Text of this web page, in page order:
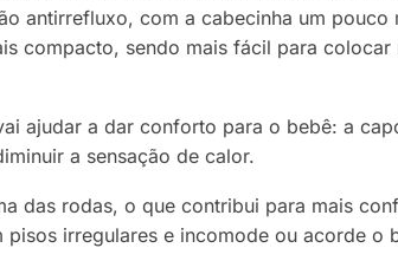
antirrefluxo, com a cabecinha um
compacto, sendo mais fácil para
ajudar a dar conforto para o bebê: a
a sensação de calor.
das rodas, o que contribui para mais
irregulares e incomode ou acorde o